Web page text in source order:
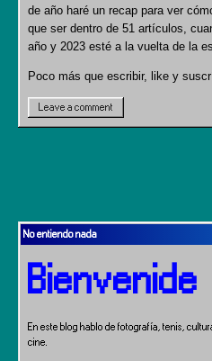
de año haré un recap para ver
que ser dentro de 51 artículos,
año y 2023 esté a la vuelta de la
Poco más que escribir, like y
Leave a comment
No entiendo nada
Bienvenide
En este blog hablo de fotografía, tenis,
cine.